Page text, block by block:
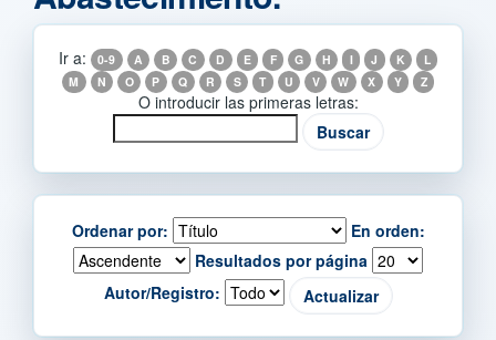
Ir a: 0-9 A B C D E F G H I J K
L
M
N O P Q R S T U V W X Y Z
O introducir las primeras letras:
Ordenar por:
En orden:
Resultados por página
Autor/Registro: